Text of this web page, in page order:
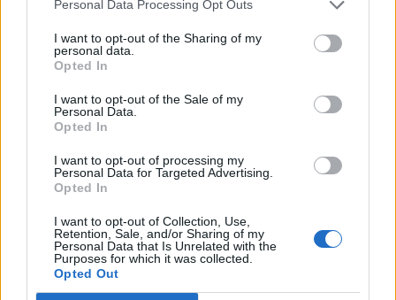
Personal Data Processing Opt Outs
I want to opt-out of the Sharing of my
personal data.
Opted In
I want to opt-out of the Sale of my
Personal Data.
Opted In
I want to opt-out of processing my
Personal Data for Targeted Advertising.
Opted In
I want to opt-out of Collection, Use,
Retention, Sale, and/or Sharing of my
Personal Data that Is Unrelated with the
Purposes for which it was collected.
Opted Out
σύλλογο που αγαπώ και υπηρετώ με όλες μου τις
δυνάμεις»".
Παιχνίδι από παντού στη Novibet με το
Γιαννακόπουλος Παύλος Παναθηναϊκός Α.Ο.